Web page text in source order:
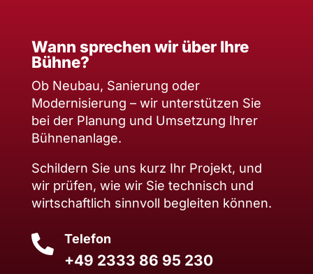
Wann sprechen wir über Ihre
Bühne?
Ob Neubau, Sanierung oder
Modernisierung – wir unterstützen Sie
bei der Planung und Umsetzung Ihrer
Bühnenanlage.
Schildern Sie uns kurz Ihr Projekt, und
wir prüfen, wie wir Sie technisch und
wirtschaftlich sinnvoll begleiten können.
 Telefon
+49 2333 86 95 230